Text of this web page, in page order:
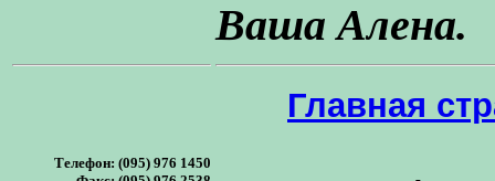
Ваша Алена.
Телефон: (095) 976 1450
Главная